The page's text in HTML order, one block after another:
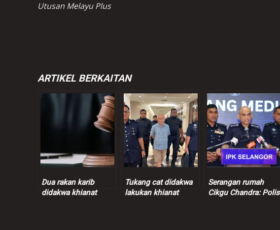
Utusan Melayu Plus
ARTIKEL BERKAITAN
Dua rakan karib
didakwa khianat
Tukang cat didakwa
lakukan khianat
Serangan rumah
Cikgu Chandra: Polis